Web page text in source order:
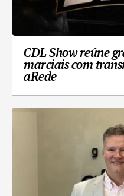
CDL Show reúne
marciais com
aRede